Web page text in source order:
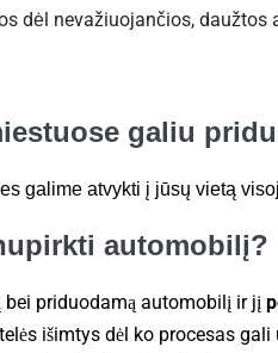
dėl nevažiuojančios, daužtos
galiu
galime atvykti į jūsų vietą
automobilį?
priduodamą automobilį ir jį
išimtys dėl ko procesas